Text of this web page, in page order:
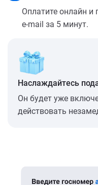
Оплатите онлайн и
e-mail за 5 минут.
Наслаждайтесь
Он будет уже
действовать